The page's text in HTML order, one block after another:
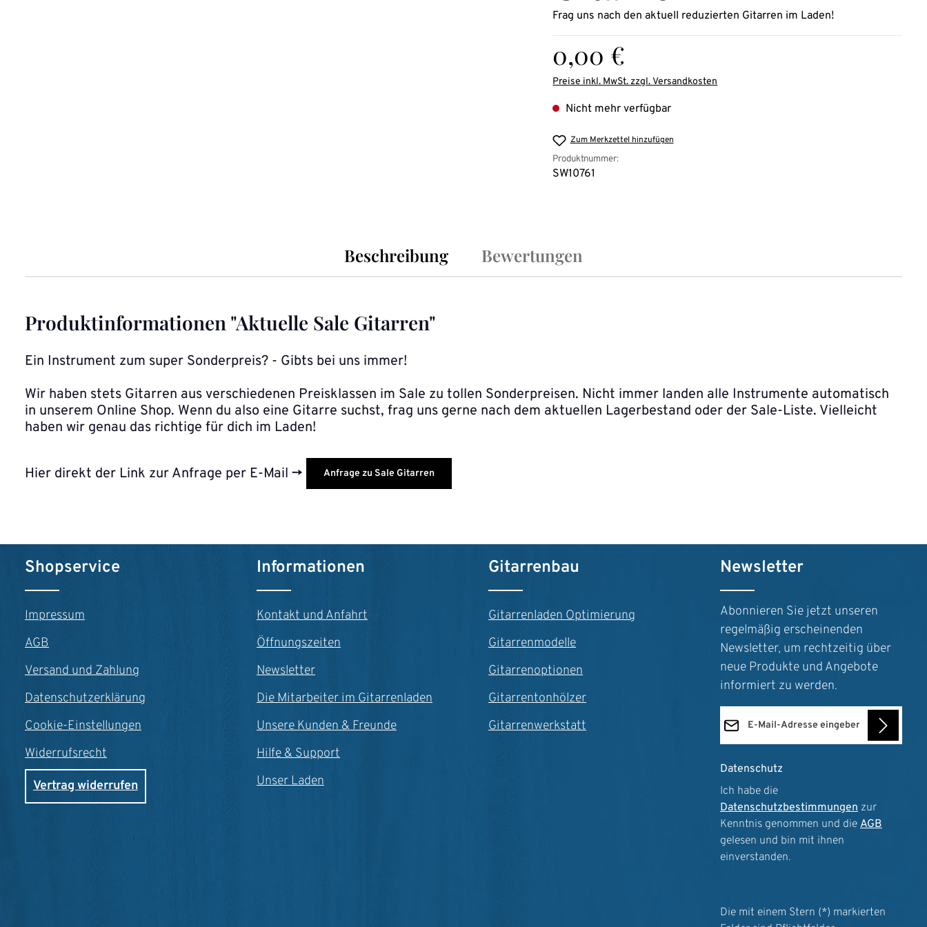
Frag uns nach den aktuell reduzierten Gitarren im Laden!
0,00 €
Preise inkl. MwSt. zzgl. Versandkosten
Nicht mehr verfügbar
Zum Merkzettel hinzufügen
Produktnummer:
SW10761
Beschreibung Bewertungen
Produktinformationen "Aktuelle Sale Gitarren"
Ein Instrument zum super Sonderpreis? - Gibts bei uns immer!
Wir haben stets Gitarren aus verschiedenen Preisklassen im Sale zu tollen Sonderpreisen. Nicht immer landen alle Instrumente automatisch
in unserem Online Shop. Wenn du also eine Gitarre suchst, frag uns gerne nach dem aktuellen Lagerbestand oder der Sale-Liste. Vielleicht
haben wir genau das richtige für dich im Laden!
Hier direkt der Link zur Anfrage per E-Mail -> Anfrage zu Sale Gitarren
Shopservice
Impressum
AGB
Versand und Zahlung
Datenschutzerklärung
Cookie-Einstellungen
Widerrufsrecht
Vertrag widerrufen
Informationen
Kontakt und Anfahrt
Öffnungszeiten
Newsletter
Die Mitarbeiter im Gitarrenladen
Unsere Kunden & Freunde
Hilfe & Support
Unser Laden
Gitarrenbau
Gitarrenladen Optimierung
Gitarrenmodelle
Gitarrenoptionen
Gitarrentonhölzer
Gitarrenwerkstatt
Newsletter
Abonnieren Sie jetzt unseren
regelmäßig erscheinenden
Newsletter, um rechtzeitig über
neue Produkte und Angebote
informiert zu werden.
Datenschutz
Ich habe die
Datenschutzbestimmungen zur
Kenntnis genommen und die AGB
gelesen und bin mit ihnen
einverstanden.
Die mit einem Stern (*) markierten